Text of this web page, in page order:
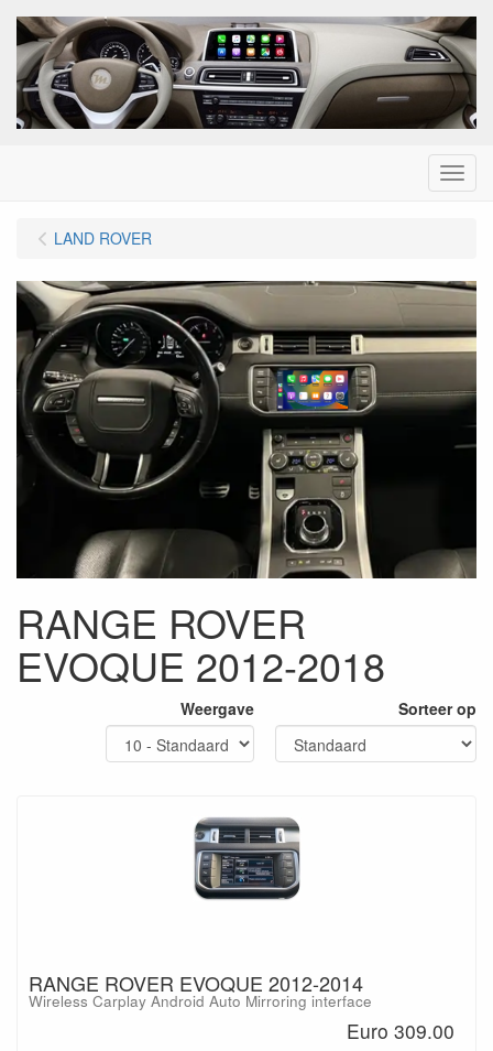
Menu
LAND ROVER
RANGE ROVER
EVOQUE 2012-2018
Weergave Sorteer op
RANGE ROVER EVOQUE 2012-2014
Wireless Carplay Android Auto Mirroring interface
Euro 309.00